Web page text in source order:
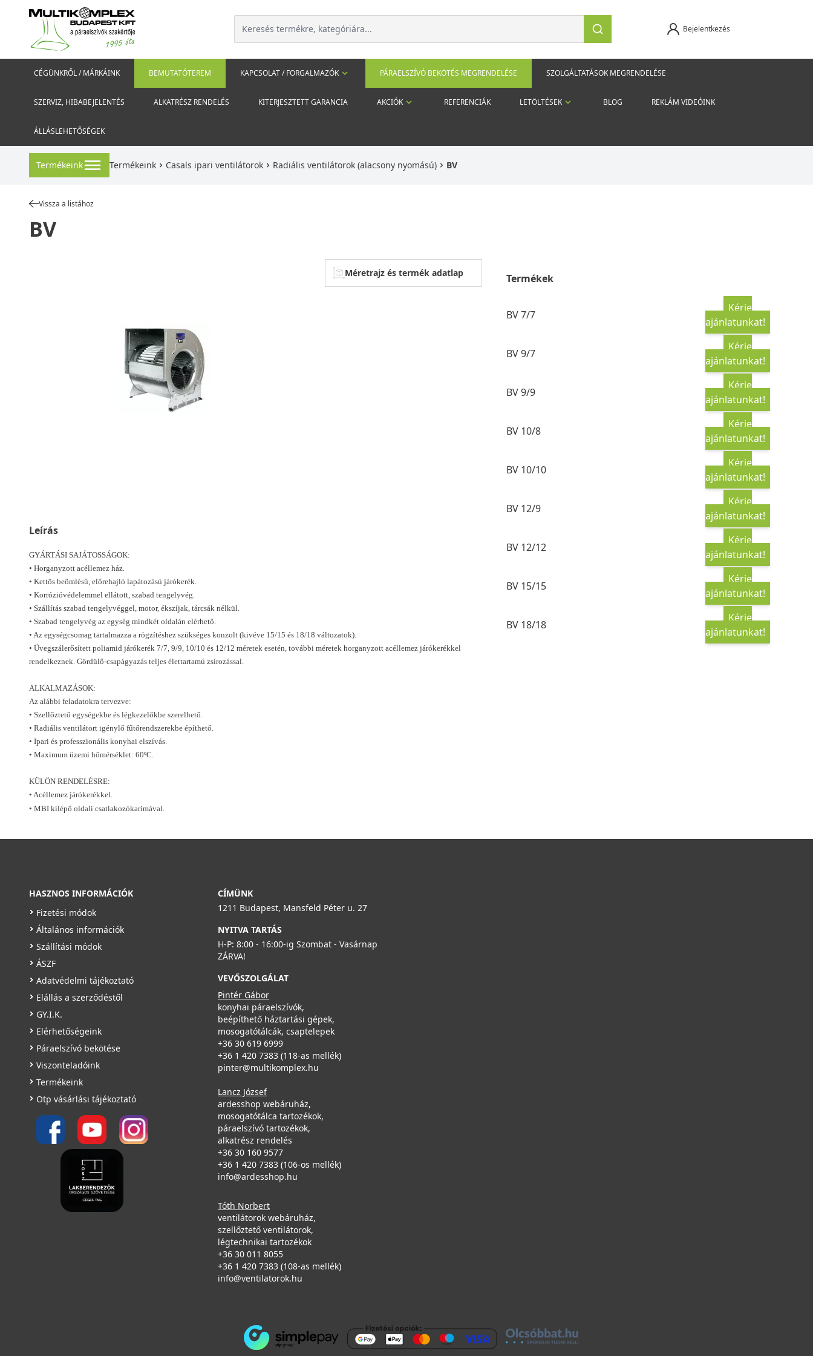
Bejelentkezés
CÉGÜNKRŐL / MÁRKÁINK BEMUTATÓTEREM KAPCSOLAT / FORGALMAZÓK PÁRAELSZÍVÓ BEKÖTÉS MEGRENDELÉSE SZOLGÁLTATÁSOK MEGRENDELÉSE
SZERVIZ, HIBABEJELENTÉS ALKATRÉSZ RENDELÉS KITERJESZTETT GARANCIA AKCIÓK REFERENCIÁK LETÖLTÉSEK BLOG REKLÁM VIDEÓINK
ÁLLÁSLEHETŐSÉGEK
Termékeink Termékeink Casals ipari ventilátorok Radiális ventilátorok (alacsony nyomású) BV
Vissza a listához
BV
Méretrajz és termék adatlap
Leírás
GYÁRTÁSI SAJÁTOSSÁGOK:
• Horganyzott acéllemez ház.
• Kettős beömlésű, előrehajló lapátozású járókerék.
• Korrózióvédelemmel ellátott, szabad tengelyvég.
• Szállítás szabad tengelyvéggel, motor, ékszíjak, tárcsák nélkül.
• Szabad tengelyvég az egység mindkét oldalán elérhető.
• Az egységcsomag tartalmazza a rögzítéshez szükséges konzolt (kivéve 15/15 és 18/18 változatok).
• Üvegszálerősített poliamid járókerék 7/7, 9/9, 10/10 és 12/12 méretek esetén, további méretek horganyzott acéllemez járókerékkel
rendelkeznek. Gördülő-csapágyazás teljes élettartamú zsírozással.
ALKALMAZÁSOK:
Az alábbi feladatokra tervezve:
• Szellőztető egységekbe és légkezelőkbe szerelhető.
• Radiális ventilátort igénylő fűtőrendszerekbe építhető.
• Ipari és professzionális konyhai elszívás.
• Maximum üzemi hőmérséklet: 60ºC.
KÜLÖN RENDELÉSRE:
• Acéllemez járókerékkel.
• MBI kilépő oldali csatlakozókarimával.
Termékek
BV 7/7
Kérje
ajánlatunkat!
BV 9/7
Kérje
ajánlatunkat!
BV 9/9
Kérje
ajánlatunkat!
BV 10/8
Kérje
ajánlatunkat!
BV 10/10
Kérje
ajánlatunkat!
BV 12/9
Kérje
ajánlatunkat!
BV 12/12
Kérje
ajánlatunkat!
BV 15/15
Kérje
ajánlatunkat!
BV 18/18
Kérje
ajánlatunkat!
HASZNOS INFORMÁCIÓK
Fizetési módok
Általános információk
Szállítási módok
ÁSZF
Adatvédelmi tájékoztató
Elállás a szerződéstől
GY.I.K.
Elérhetőségeink
Páraelszívó bekötése
Viszonteladóink
Termékeink
Otp vásárlási tájékoztató
CÍMÜNK
1211 Budapest, Mansfeld Péter u. 27
NYITVA TARTÁS
H-P: 8:00 - 16:00-ig Szombat - Vasárnap
ZÁRVA!
VEVŐSZOLGÁLAT
Pintér Gábor
konyhai páraelszívók,
beépíthető háztartási gépek,
mosogatótálcák, csaptelepek
+36 30 619 6999
+36 1 420 7383 (118-as mellék)
pinter@multikomplex.hu
Lancz József
ardesshop webáruház,
mosogatótálca tartozékok,
páraelszívó tartozékok,
alkatrész rendelés
+36 30 160 9577
+36 1 420 7383 (106-os mellék)
info@ardesshop.hu
Tóth Norbert
ventilátorok webáruház,
szellőztető ventilátorok,
légtechnikai tartozékok
+36 30 011 8055
+36 1 420 7383 (108-as mellék)
info@ventilatorok.hu